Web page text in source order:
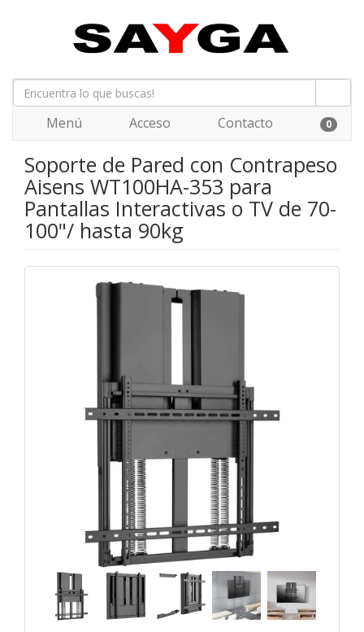
Menú Acceso Contacto 0
Soporte de Pared con Contrapeso
Aisens WT100HA-353 para
Pantallas Interactivas o TV de 70-
100"/ hasta 90kg